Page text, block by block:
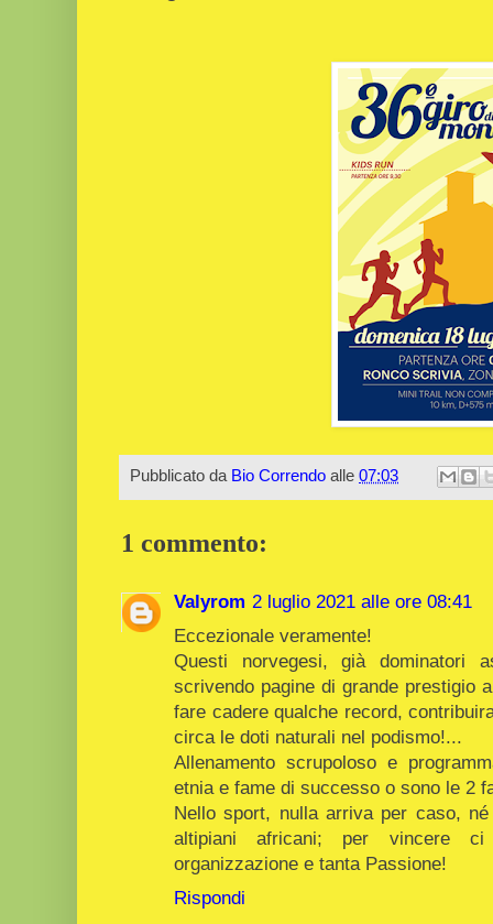
Pubblicato da Bio Correndo alle 07:03
1 commento:
Valyrom 2 luglio 2021 alle ore 08:41
Eccezionale veramente!
Questi norvegesi, già dominatori
scrivendo pagine di grande prestigio
fare cadere qualche record,
circa le doti naturali nel podismo!...
Allenamento scrupoloso e
etnia e fame di successo o sono le 2
Nello sport, nulla arriva per caso,
altipiani africani; per vincere ci
organizzazione e tanta Passione!
Rispondi